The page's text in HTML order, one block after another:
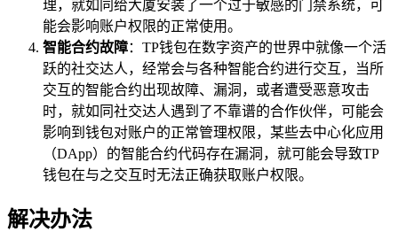
理，就如同给大厦安装了一个过于敏感的门禁系统，可
能会影响账户权限的正常使用。
智能合约故障：TP钱包在数字资产的世界中就像一个活
跃的社交达人，经常会与各种智能合约进行交互，当所
交互的智能合约出现故障、漏洞，或者遭受恶意攻击
时，就如同社交达人遇到了不靠谱的合作伙伴，可能会
影响到钱包对账户的正常管理权限，某些去中心化应用
（DApp）的智能合约代码存在漏洞，就可能会导致TP
钱包在与之交互时无法正确获取账户权限。
解决办法